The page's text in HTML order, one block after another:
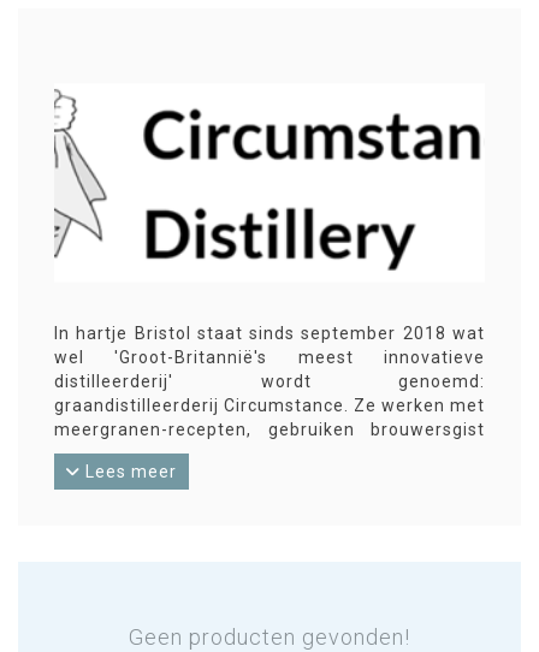
In hartje Bristol staat sinds september 2018 wat
wel 'Groot-Britannië's meest innovatieve
distilleerderij' wordt genoemd:
graandistilleerderij Circumstance. Ze werken met
meergranen-recepten, gebruiken brouwersgist
en lange gistingstijden
ontworpen ketels om 'nieuwe' whisky's te
Lees meer
Geen producten gevonden!